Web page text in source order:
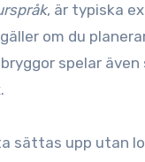
, är typiska
om du
bryggor spelar
sättas upp utan